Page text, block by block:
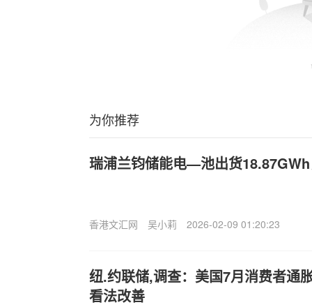
为你推荐
瑞浦兰钧储能电—池出货
香港文汇网 吴小莉 2026-02-09 01:20:23
纽.约联储,调查：美国7月消费者通
看法改善